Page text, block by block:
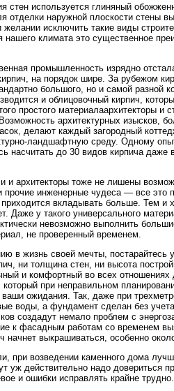
стен используется глиняный
отделки наружной плоскости стены
желании исключить такие виды
нашего климата это существенное
промышленность изрядно
на порядок шире. За рубежом
большого, но и самой разной
и облицовочный кирпич,
простого материалаархитекторы
архитектурных
делают каждый загородный
ландшафтную среду. Одному
насчитать до 30 видов кирпича
и архитекторы тоже не лишены
инженерные чудеса — все это
вкладывать больше. Тем и
Даже у такого универсального
невозможно выполнить
не проверенный временем.
в жизнь своей мечты,
ни толщина стен, ни высота
и комфортный во всех
при неправильном
ваши ожидания. Так, даже при
воды, а фундамент сделан без
создадут немало проблем с
к фасадным работам со временем
начнет выкрашиваться, особенно
при возведении каменного дома
уж действительно надо довериться
и ошибки исправлять крайне трудно.